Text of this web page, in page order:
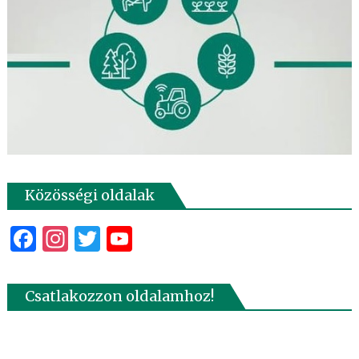
Közösségi oldalak
Facebook
Instagram
Twitter
YouTube
Csatlakozzon oldalamhoz!